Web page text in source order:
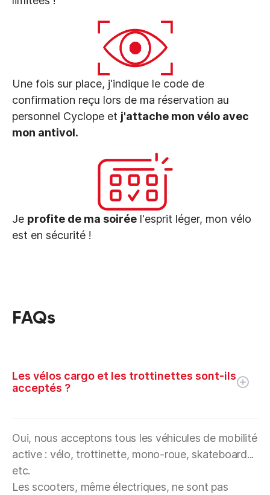
Une fois sur place, j'indique le code de
confirmation reçu lors de ma réservation au
personnel Cyclope et j'attache mon vélo avec
mon antivol.
Je profite de ma soirée l'esprit léger, mon vélo
est en sécurité !
FAQs
Les vélos cargo et les trottinettes sont-ils
acceptés ?
Oui, nous acceptons tous les véhicules de mobilité
active : vélo, trottinette, mono-roue, skateboard...
etc.
Les scooters, même électriques, ne sont pas